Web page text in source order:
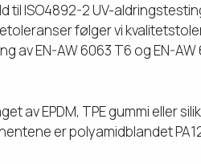
ISO4892-2 UV-
følger vi
av EN-AW 6063 T6 og EN-
av EPDM, TPE gummi eller
er polyamidblandet